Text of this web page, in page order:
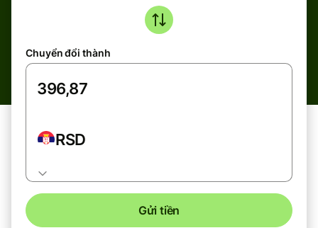
Chuyển đổi thành
RSD
Gửi tiền